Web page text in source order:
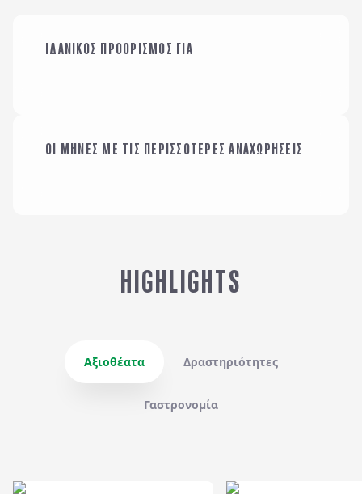
ΙΔΑΝΙΚΟΣ ΠΡΟΟΡΙΣΜΟΣ ΓΙΑ
ΜΕ ΤΗΝ ΠΑΡΕΑ ΜΟΥ
ΟΙ ΜΗΝΕΣ ΜΕ ΤΙΣ ΠΕΡΙΣΣΟΤΕΡΕΣ ΑΝΑΧΩΡΗΣΕΙΣ
ΙΑΝΟΥΑΡΙΟΣ
HIGHLIGHTS
Αξιοθέατα Δραστηριότητες
Γαστρονομία